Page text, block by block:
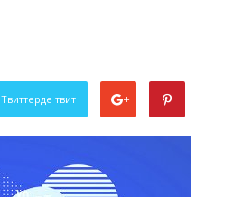
Твиттерде твит